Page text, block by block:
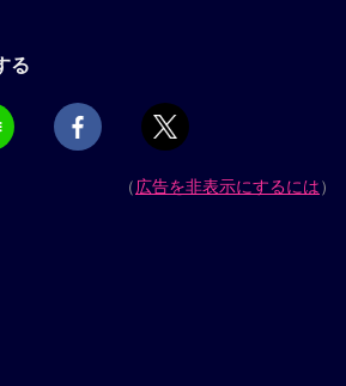
る
（広告を非表示にするには）